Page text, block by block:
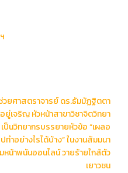
วยศาสตราจารย์ ดร.ธัมมัฏฐิตตา
อยู่เจริญ หัวหน้าสาขาวิชาจิตวิทยา
เป็นวิทยากรบรรยายหัวข้อ “เผลอ
ทําอย่างไรได้บ้าง” ในงานสัมมนา
หน้าพนันออนไลน์ วายร้ายใกล้ตัว
เยาวชน